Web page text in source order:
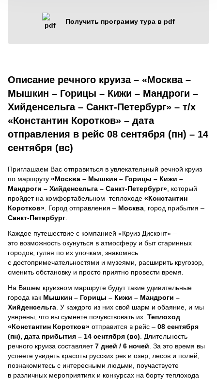
Получить программу тура в pdf
Описание речного круиза – «Москва –
Мышкин – Горицы – Кижи – Мандроги –
Хийденсельга – Санкт-Петербург» – т/х
«Константин Коротков» – дата
отправления в рейс 08 сентября (пн) – 14
сентября (вс)
Приглашаем Вас отправиться в увлекательный речной круиз
по маршруту «Москва – Мышкин – Горицы – Кижи –
Мандроги – Хийденсельга – Санкт-Петербург» , который
пройдет на комфортабельном теплоходе «Константин
Коротков» . Город отправления – Москва , город прибытия –
Санкт-Петербург
Каждое путешествие с компанией «Круиз Дисконт» –
это возможность окунуться в атмосферу и быт старинных
городов, гуляя по их улочкам, знакомясь
с достопримечательностями и музеями, расширить кругозор,
сменить обстановку и просто приятно провести время.
На Вашем круизном маршруте будут такие удивительные
города как Мышкин – Горицы – Кижи – Мандроги –
Хийденсельга . У каждого из них свой шарм и обаяние, и мы
уверены, что вы сумеете почувствовать их. Теплоход
«Константин Коротков» отправится в рейс – 08 сентября
(пн), дата прибытия – 14 сентября (вс) . Длительность
речного круиза составляет7 дней / 6 ночей За это время вы
успеете увидеть красоты русских рек и озер, лесов и полей,
познакомитесь с интересными людьми, поучаствуете
в различных мероприятиях и конкурсах на борту теплохода